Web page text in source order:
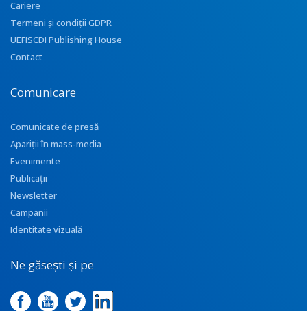
Cariere
Termeni și condiții GDPR
UEFISCDI Publishing House
Contact
Comunicare
Comunicate de presă
Apariţii în mass-media
Evenimente
Publicații
Newsletter
Campanii
Identitate vizuală
Ne găsești și pe